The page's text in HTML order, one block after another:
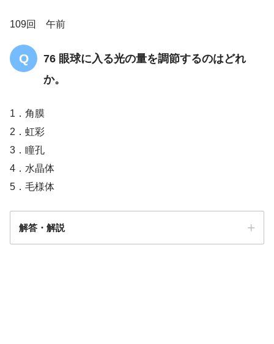
109回 午前
76 眼球に入る光の量を調節するのはどれ
か。
1．角膜
2．虹彩
3．瞳孔
4．水晶体
5．毛様体
解答・解説